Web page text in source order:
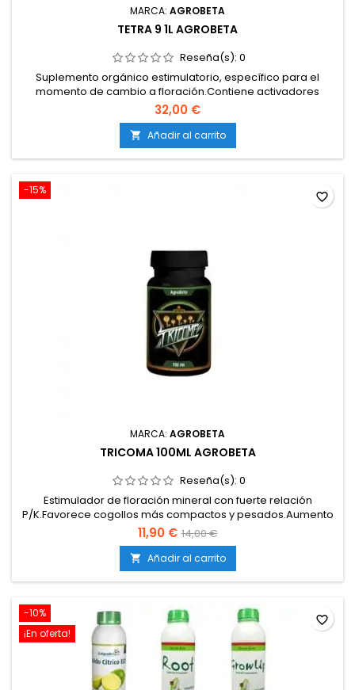
MARCA: AGROBETA
TETRA 9 1L AGROBETA
Reseña(s): 0
Suplemento orgánico estimulatorio, específico para el
momento de cambio a floración.Contiene activadores
enzimáticos, vitaminas B, aminoácidos libres, ácidos
húmicos y fúlvicos, y derivados del ácido jasmónico.Mejora
el metabolismo celular, favorece producción de resina,
aroma y sabor.Compatible con todos los nutrientes
habituales del ciclo de...
32,00 €
 Añadir al carrito
-15%
MARCA: AGROBETA
TRICOMA 100ML AGROBETA
Reseña(s): 0
Estimulador de floración mineral con fuerte relación
P/K.Favorece cogollos más compactos y pesados.Aumento
visible de resina y tricomas.Contiene hierro quelatado para
evitar carencias durante floración.Compatible con
fertilizantes base de cualquier marca.
11,90 € 14,00 €
 Añadir al carrito
favorite_border
-10%
¡En oferta!
favorite_border